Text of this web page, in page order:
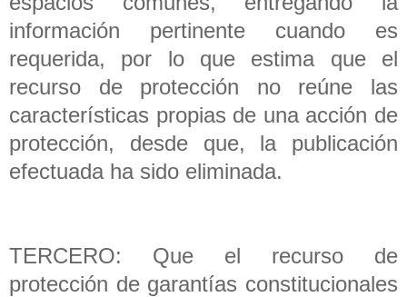
información pertinente cuando es
requerida, por lo que estima que el
recurso de protección no reúne las
características propias de una acción de
protección, desde que, la publicación
efectuada ha sido eliminada.
TERCERO: Que el recurso de
protección de garantías constitucionales